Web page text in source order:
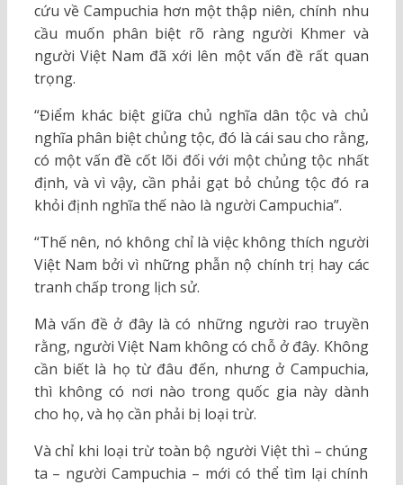
cứu về Campuchia hơn một thập niên, chính nhu
cầu muốn phân biệt rõ ràng người Khmer và
người Việt Nam đã xới lên một vấn đề rất quan
trọng.
“Điểm khác biệt giữa chủ nghĩa dân tộc và chủ
nghĩa phân biệt chủng tộc, đó là cái sau cho rằng,
có một vấn đề cốt lõi đối với một chủng tộc nhất
định, và vì vậy, cần phải gạt bỏ chủng tộc đó ra
khỏi định nghĩa thế nào là người Campuchia”.
“Thế nên, nó không chỉ là việc không thích người
Việt Nam bởi vì những phẫn nộ chính trị hay các
tranh chấp trong lịch sử.
Mà vấn đề ở đây là có những người rao truyền
rằng, người Việt Nam không có chỗ ở đây. Không
cần biết là họ từ đâu đến, nhưng ở Campuchia,
thì không có nơi nào trong quốc gia này dành
cho họ, và họ cần phải bị loại trừ.
Và chỉ khi loại trừ toàn bộ người Việt thì – chúng
ta – người Campuchia – mới có thể tìm lại chính